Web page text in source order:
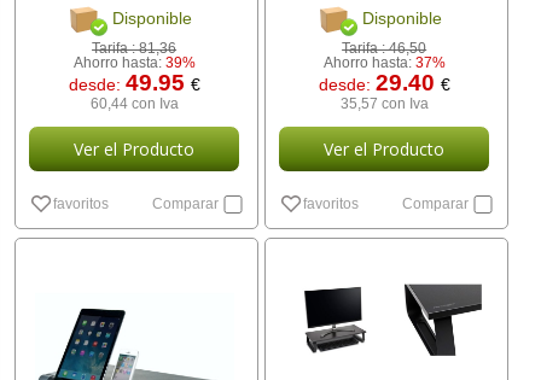
Disponible
Tarifa :81,36
Ahorro hasta: 39%
desde: 49.95 €
60,44 con Iva
Ver el Producto
favoritos Comparar
Disponible
Tarifa :46,50
Ahorro hasta: 37%
desde: 29.40 €
35,57 con Iva
Ver el Producto
favoritos Comparar